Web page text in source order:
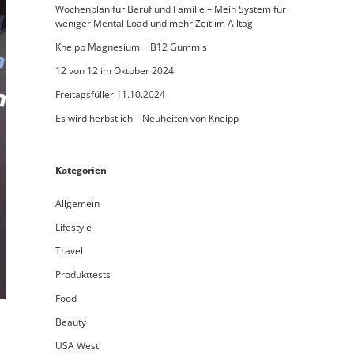
Wochenplan für Beruf und Familie – Mein System für
weniger Mental Load und mehr Zeit im Alltag
Kneipp Magnesium + B12 Gummis
12 von 12 im Oktober 2024
Freitagsfüller 11.10.2024
Es wird herbstlich – Neuheiten von Kneipp
Kategorien
Allgemein
Lifestyle
Travel
Produkttests
Food
Beauty
USA West